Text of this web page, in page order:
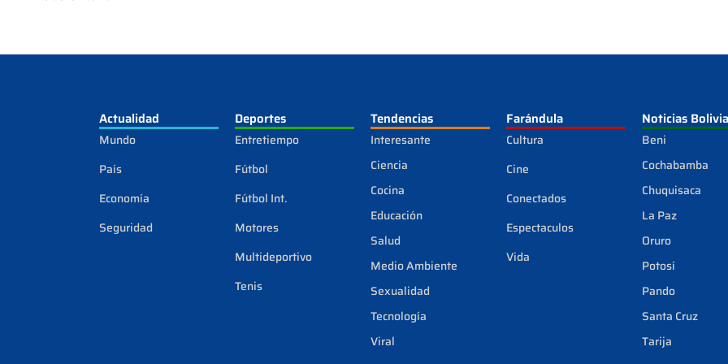
Actualidad
Mundo
País
Economía
Seguridad
Deportes
Entretiempo
Fútbol
Fútbol Int.
Motores
Multideportivo
Tenis
Tendencias
Interesante
Ciencia
Cocina
Educación
Salud
Medio Ambiente
Sexualidad
Tecnología
Viral
Farándula
Cultura
Cine
Conectados
Espectaculos
Vida
Noticias Bolivia
Beni
Cochabamba
Chuquisaca
La Paz
Oruro
Potosí
Pando
Santa Cruz
Tarija